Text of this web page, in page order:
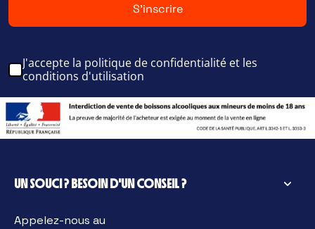
S'inscrire
J'accepte la politique de confidentialité et les
conditions d'utilisation
UN SOUCI ? BESOIN D'UN CONSEIL ?
Appelez-nous au